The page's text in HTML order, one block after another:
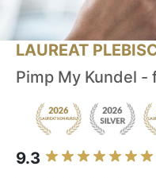
LAUREAT
Pimp My Kundel
9.3